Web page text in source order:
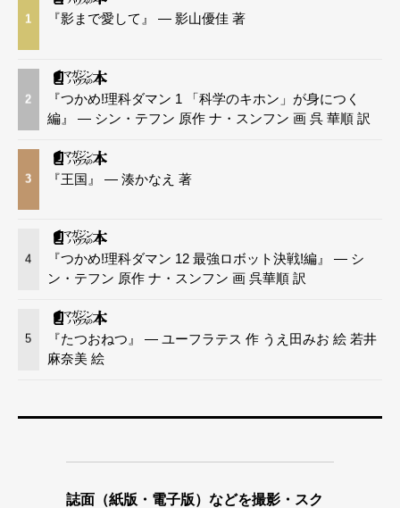
1 『影まで愛して』 — 影山優佳 著
2
『つかめ!理科ダマン 1 「科学のキホン」が身につく
編』 — シン・テフン 原作 ナ・スンフン 画 呉 華順 訳
3 『王国』 — 湊かなえ 著
4
『つかめ!理科ダマン 12 最強ロボット決戦!編』 — シ
ン・テフン 原作 ナ・スンフン 画 呉華順 訳
5
『たつおねつ』 — ユーフラテス 作 うえ田みお 絵 若井
麻奈美 絵
誌面（紙版・電子版）などを撮影・スク